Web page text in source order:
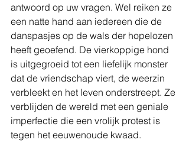
antwoord op uw vragen. Wel reiken ze
een natte hand aan iedereen die de
danspasjes op de wals der hopelozen
heeft geoefend. De vierkoppige hond
is uitgegroeid tot een liefelijk monster
dat de vriendschap viert, de weerzin
verbleekt en het leven onderstreept. Ze
verblijden de wereld met een geniale
imperfectie die een vrolijk protest is
tegen het eeuwenoude kwaad.